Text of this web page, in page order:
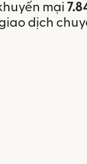
mại
dịch